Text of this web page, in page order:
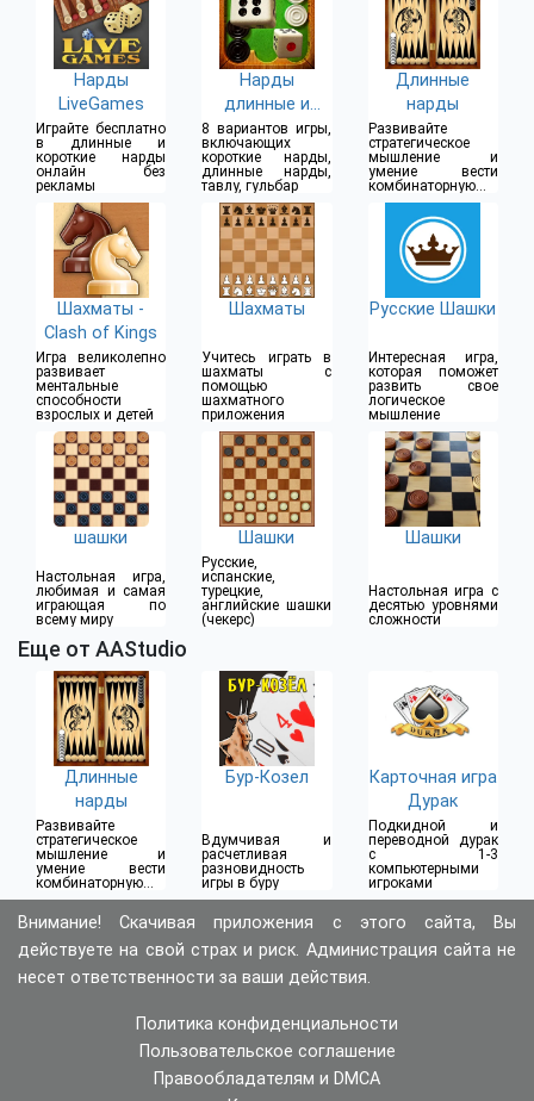
Нарды
LiveGames
Играйте бесплатно
в длинные и
короткие нарды
онлайн без
рекламы
Нарды
длинные и
короткие
8 вариантов игры,
включающих
короткие нарды,
длинные нарды,
тавлу, гульбар
Длинные
нарды
Развивайте
стратегическое
мышление и
умение вести
комбинаторную
борьбу
Шахматы -
Clash of Kings
Игра великолепно
развивает
ментальные
способности
взрослых и детей
Шахматы
Учитесь играть в
шахматы с
помощью
шахматного
приложения
Русские Шашки
Интересная игра,
которая поможет
развить свое
логическое
мышление
шашки
Настольная игра,
любимая и самая
играющая по
всему миру
Шашки
Русские,
испанские,
турецкие,
английские шашки
(чекерс)
Шашки
Настольная игра с
десятью уровнями
сложности
Еще от AAStudio
Длинные
нарды
Развивайте
стратегическое
мышление и
умение вести
комбинаторную
борьбу
Бур-Козел
Вдумчивая и
расчетливая
разновидность
игры в буру
Карточная игра
Дурак
Подкидной и
переводной дурак
с 1-3
компьютерными
игроками
Внимание! Скачивая приложения с этого сайта, Вы
действуете на свой страх и риск. Администрация сайта не
несет ответственности за ваши действия.
Политика конфиденциальности
Пользовательское соглашение
Правообладателям и DMCA